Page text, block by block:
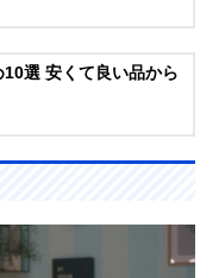
選 安くて良い品から